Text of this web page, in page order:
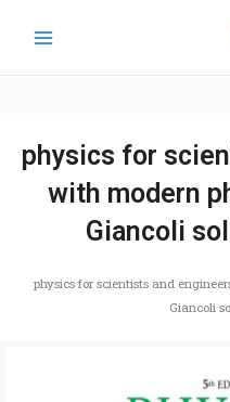
physics for
with modern
Giancoli
physics for scientists and
Giancoli